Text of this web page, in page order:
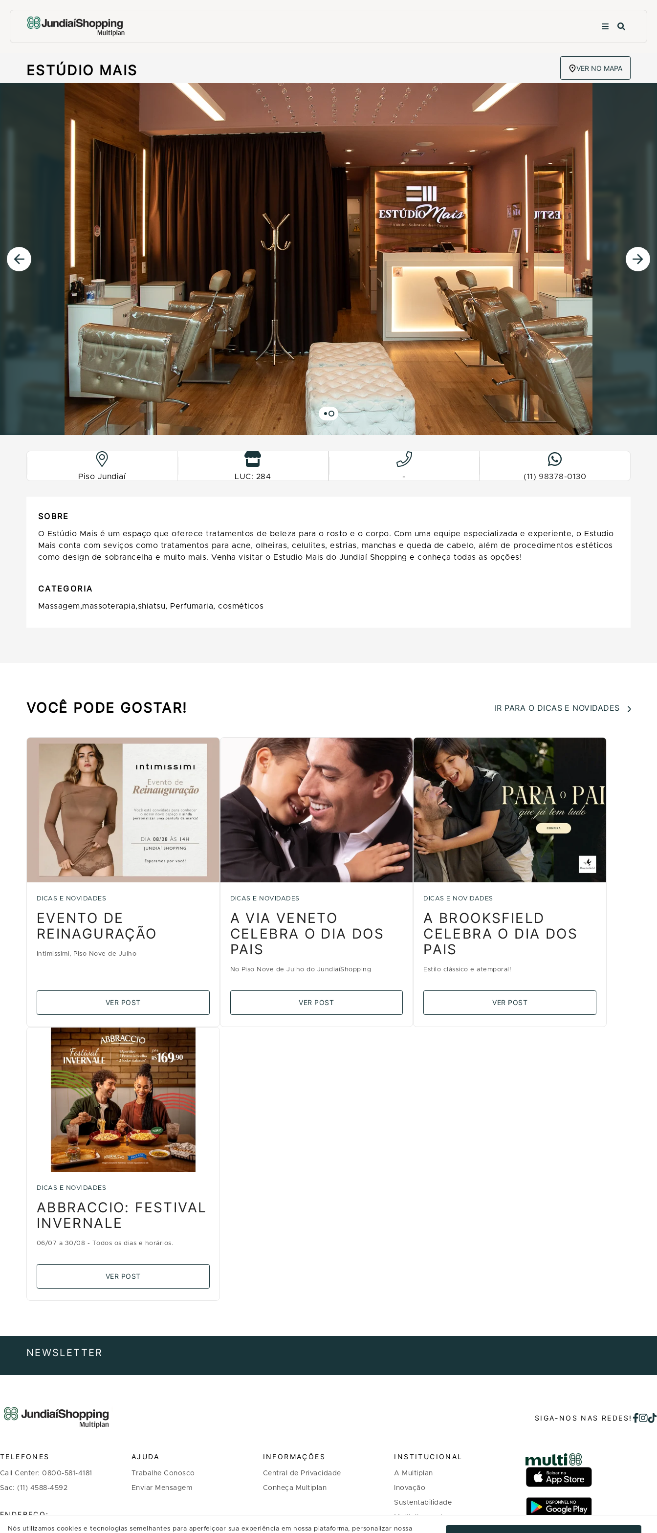
ESTÚDIO MAIS VER NO MAPA
Piso Jundiaí LUC: 284 - (11) 98378-0130
SOBRE
O Estúdio Mais é um espaço que oferece tratamentos de beleza para o rosto e o corpo. Com uma equipe especializada e experiente, o Estudio
Mais conta com seviços como tratamentos para acne, olheiras, celulites, estrias, manchas e queda de cabelo, além de procedimentos estéticos
como design de sobrancelha e muito mais. Venha visitar o Estudio Mais do Jundiaí Shopping e conheça todas as opções!
CATEGORIA
Massagem,massoterapia,shiatsu, Perfumaria, cosméticos
VOCÊ PODE GOSTAR! IR PARA O DICAS E NOVIDADES
DICAS E NOVIDADES
EVENTO DE
REINAGURAÇÃO
Intimissimi, Piso Nove de Julho
VER POST
DICAS E NOVIDADES
A VIA VENETO
CELEBRA O DIA DOS
PAIS
No Piso Nove de Julho do JundiaíShopping
VER POST
DICAS E NOVIDADES
A BROOKSFIELD
CELEBRA O DIA DOS
PAIS
Estilo clássico e atemporal!
VER POST
DICAS E NOVIDADES
ABBRACCIO: FESTIVAL
INVERNALE
06/07 a 30/08 - Todos os dias e horários.
VER POST
NEWSLETTER
SIGA-NOS NAS REDES!
TELEFONES
Call Center: 0800-581-4181
Sac: (11) 4588-4592
ENDEREÇO:
AJUDA
Trabalhe Conosco
Enviar Mensagem
INFORMAÇÕES
Central de Privacidade
Conheça Multiplan
INSTITUCIONAL
A Multiplan
Inovação
Sustentabilidade
Multiplique o bem
Nós utilizamos cookies e tecnologias semelhantes para aperfeiçoar sua experiência em nossa plataforma, personalizar nossa